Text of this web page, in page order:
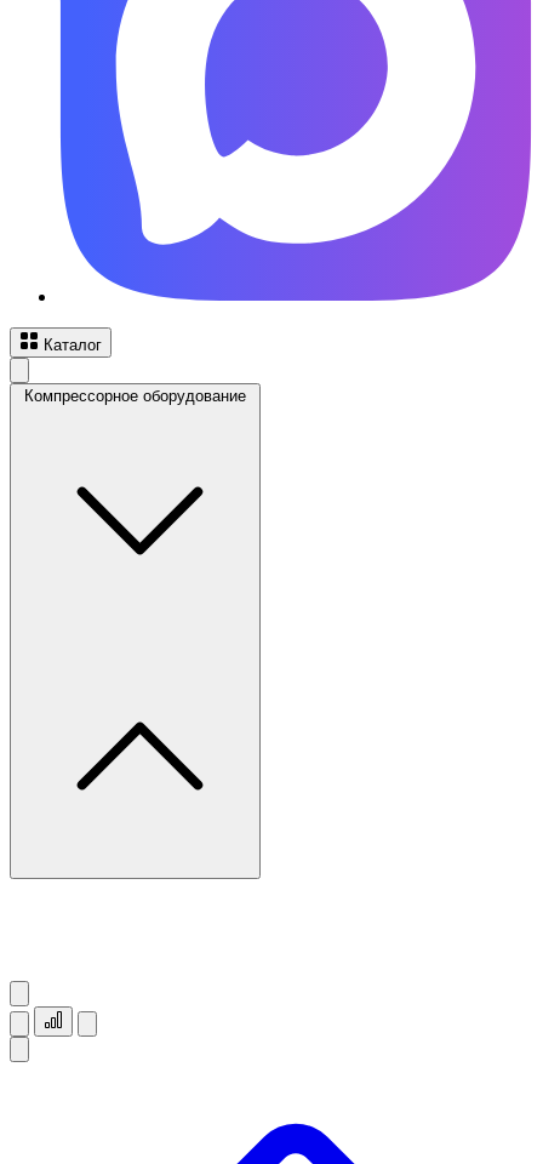
Каталог
Компрессорное оборудование